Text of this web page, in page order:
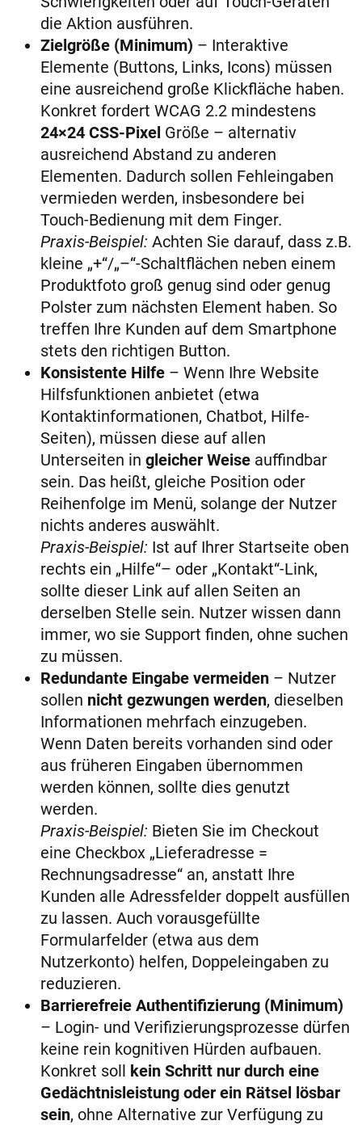
die Aktion ausführen.
Zielgröße (Minimum) – Interaktive
Elemente (Buttons, Links, Icons) müssen
eine ausreichend große Klickfläche haben.
Konkret fordert WCAG 2.2 mindestens
24×24 CSS-Pixel Größe – alternativ
ausreichend Abstand zu anderen
Elementen. Dadurch sollen Fehleingaben
vermieden werden, insbesondere bei
Touch-Bedienung mit dem Finger.
Praxis-Beispiel: Achten Sie darauf, dass z.B.
kleine „+“/„–“-Schaltflächen neben einem
Produktfoto groß genug sind oder genug
Polster zum nächsten Element haben. So
treffen Ihre Kunden auf dem Smartphone
stets den richtigen Button.
Konsistente Hilfe– Wenn Ihre Website
Hilfsfunktionen anbietet (etwa
Kontaktinformationen, Chatbot, Hilfe-
Seiten), müssen diese auf allen
Unterseiten in gleicher Weiseauffindbar
sein. Das heißt, gleiche Position oder
Reihenfolge im Menü, solange der Nutzer
nichts anderes auswählt.
Praxis-Beispiel: Ist auf Ihrer Startseite oben
rechts ein „Hilfe“– oder „Kontakt“-Link,
sollte dieser Link auf allen Seiten an
derselben Stelle sein. Nutzer wissen dann
immer, wo sie Support finden, ohne suchen
zu müssen.
Redundante Eingabe vermeiden – Nutzer
sollen nicht gezwungen werden, dieselben
Informationen mehrfach einzugeben.
Wenn Daten bereits vorhanden sind oder
aus früheren Eingaben übernommen
werden können, sollte dies genutzt
werden.
Praxis-Beispiel: Bieten Sie im Checkout
eine Checkbox „Lieferadresse =
Rechnungsadresse“ an, anstatt Ihre
Kunden alle Adressfelder doppelt ausfüllen
zu lassen. Auch vorausgefüllte
Formularfelder (etwa aus dem
Nutzerkonto) helfen, Doppeleingaben zu
reduzieren.
Barrierefreie Authentifizierung (Minimum)
– Login- und Verifizierungsprozesse dürfen
keine rein kognitiven Hürden aufbauen.
Konkret soll kein Schritt nur durch eine
Gedächtnisleistung oder ein Rätsel lösbar
sein, ohne Alternative zur Verfügung zu